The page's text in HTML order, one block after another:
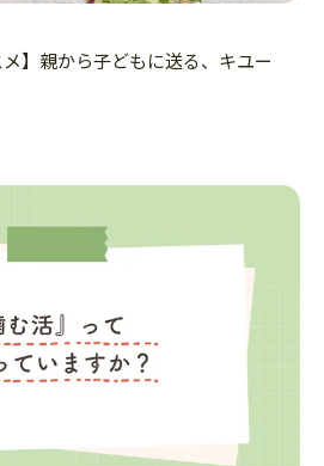
メ】親から子どもに送る、キユー